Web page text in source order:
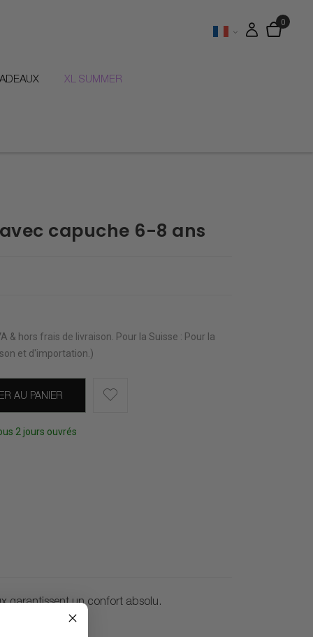
XL SUMMER
capuche 6-8 ans
& hors frais de livraison Pour la Suisse : Pour la
et d'importation.)
AU PANIER
2 jours ouvrés
garantissent un confort absolu.